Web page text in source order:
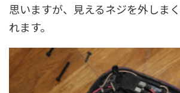
思いますが、見えるネジを外しま
れます。